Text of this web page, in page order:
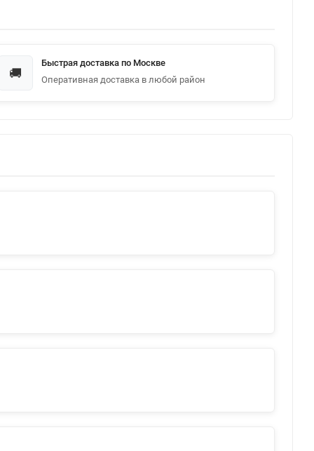
🚚
Быстрая доставка по Москве
Оперативная доставка в любой район